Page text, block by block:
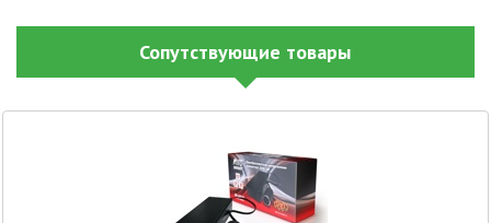
Сопутствующие товары